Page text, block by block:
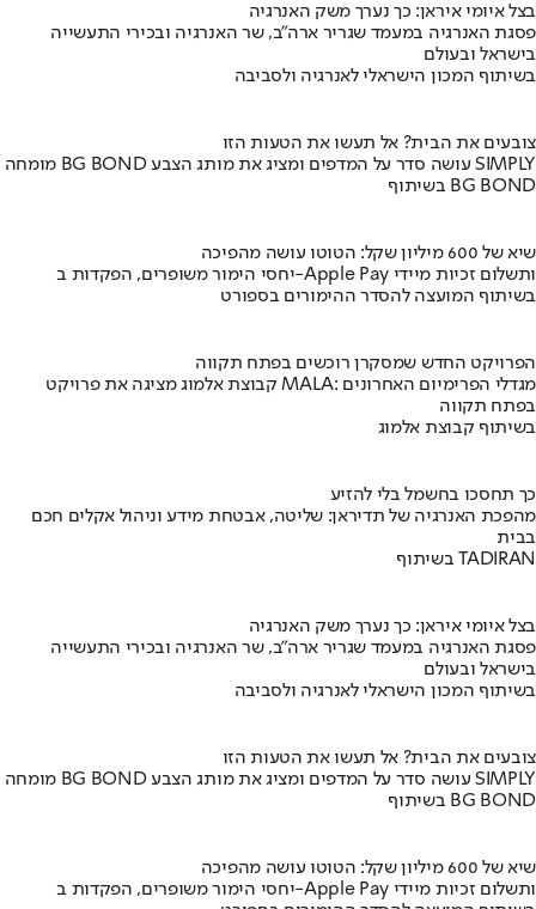
בצל איומי איראן: כך נערך משק האנרגיה
פסגת האנרגיה במעמד שגריר ארה"ב, שר האנרגיה ובכירי התעשייה
בישראל ובעולם
בשיתוף המכון הישראלי לאנרגיה ולסביבה
צובעים את הבית? אל תעשו את הטעות הזו
מומחה BG BOND עושה סדר על המדפים ומציג את מותג הצבע SIMPLY
בשיתוף BG BOND
שיא של 600 מיליון שקל: הטוטו עושה מהפיכה
יחסי הימור משופרים, הפקדות ב-Apple Pay ותשלום זכיות מיידי
בשיתוף המועצה להסדר ההימורים בספורט
הפרויקט החדש שמסקרן רוכשים בפתח תקווה
קבוצת אלמוג מציגה את פרויקט MALA: מגדלי הפרימיום האחרונים
בפתח תקווה
בשיתוף קבוצת אלמוג
כך תחסכו בחשמל בלי להזיע
מהפכת האנרגיה של תדיראן: שליטה, אבטחת מידע וניהול אקלים חכם
בבית
בשיתוף TADIRAN
בצל איומי איראן: כך נערך משק האנרגיה
פסגת האנרגיה במעמד שגריר ארה"ב, שר האנרגיה ובכירי התעשייה
בישראל ובעולם
בשיתוף המכון הישראלי לאנרגיה ולסביבה
צובעים את הבית? אל תעשו את הטעות הזו
מומחה BG BOND עושה סדר על המדפים ומציג את מותג הצבע SIMPLY
בשיתוף BG BOND
שיא של 600 מיליון שקל: הטוטו עושה מהפיכה
יחסי הימור משופרים, הפקדות ב-Apple Pay ותשלום זכיות מיידי